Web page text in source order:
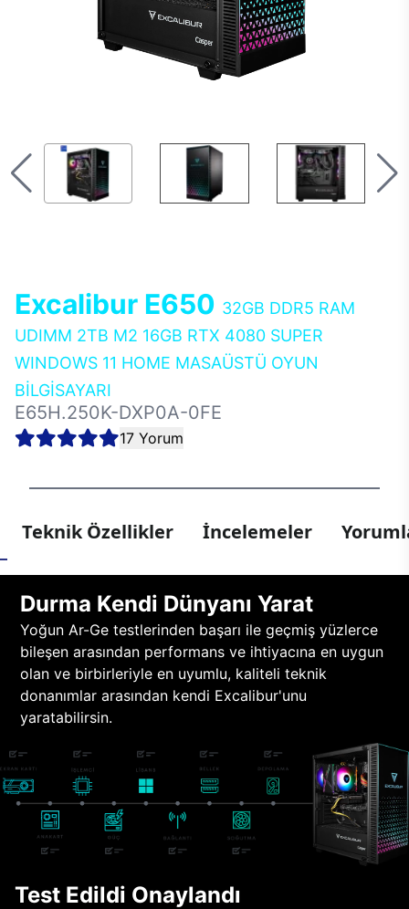
Excalibur E650 32GB DDR5 RAM
UDIMM 2TB M2 16GB RTX 4080 SUPER
WINDOWS 11 HOME MASAÜSTÜ OYUN
BİLGİSAYARI
E65H.250K-DXP0A-0FE
17 Yorum
Teknik Özellikler İncelemeler
Durma Kendi Dünyanı Yarat
Yoğun Ar-Ge testlerinden başarı ile geçmiş yüzlerce
bileşen arasından performans ve ihtiyacına en uygun
olan ve birbirleriyle en uyumlu, kaliteli teknik
donanımlar arasından kendi Excalibur'unu
yaratabilirsin.
Test Edildi Onaylandı